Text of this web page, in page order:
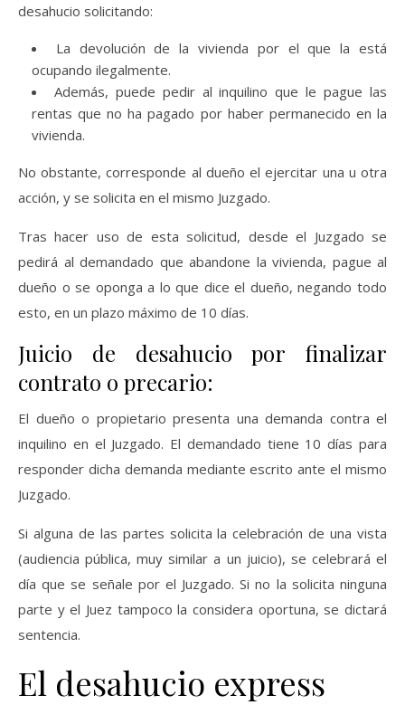
desahucio solicitando:
La devolución de la vivienda por el que la está
ocupando ilegalmente.
Además, puede pedir al inquilino que le pague las
rentas que no ha pagado por haber permanecido en la
vivienda.
No obstante, corresponde al dueño el ejercitar una u otra
acción, y se solicita en el mismo Juzgado.
Tras hacer uso de esta solicitud, desde el Juzgado se
pedirá al demandado que abandone la vivienda, pague al
dueño o se oponga a lo que dice el dueño, negando todo
esto, en un plazo máximo de 10 días.
Juicio de desahucio por finalizar
contrato o precario:
El dueño o propietario presenta una demanda contra el
inquilino en el Juzgado. El demandado tiene 10 días para
responder dicha demanda mediante escrito ante el mismo
Juzgado.
Si alguna de las partes solicita la celebración de una vista
(audiencia pública, muy similar a un juicio), se celebrará el
día que se señale por el Juzgado. Si no la solicita ninguna
parte y el Juez tampoco la considera oportuna, se dictará
sentencia.
El desahucio express